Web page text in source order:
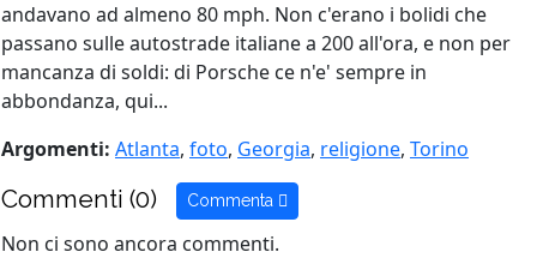
andavano ad almeno 80 mph. Non c'erano i bolidi che
passano sulle autostrade italiane a 200 all'ora, e non per
mancanza di soldi: di Porsche ce n'e' sempre in
abbondanza, qui...
Argomenti: Atlanta, foto, Georgia, religione, Torino
Commenti (0) Commenta
Non ci sono ancora commenti.